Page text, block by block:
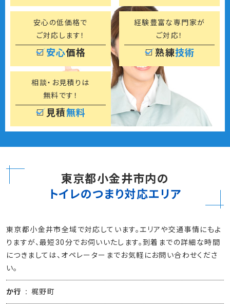
安心価格
安心の低価格で
ご対応します！
熟練技術
経験豊富な専門家が
ご対応！
見積無料
相談・お見積りは
無料です！
東京都小金井市内の
トイレのつまり対応エリア
東京都小金井市全域で対応しています。エリアや交通事情にもよ
りますが、最短30分でお伺いいたします。到着までの詳細な時間
につきましては、オペレーターまでお気軽にお問い合わせくださ
い。
か行 梶野町